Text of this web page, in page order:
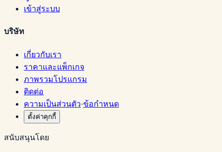
เข้าสู่ระบบ
บริษัท
เกี่ยวกับเรา
ราคาและแพ็กเกจ
ภาพรวมโปรแกรม
ติดต่อ
ความเป็นส่วนตัว·ข้อกำหนด
ตั้งค่าคุกกี้
สนับสนุนโดย